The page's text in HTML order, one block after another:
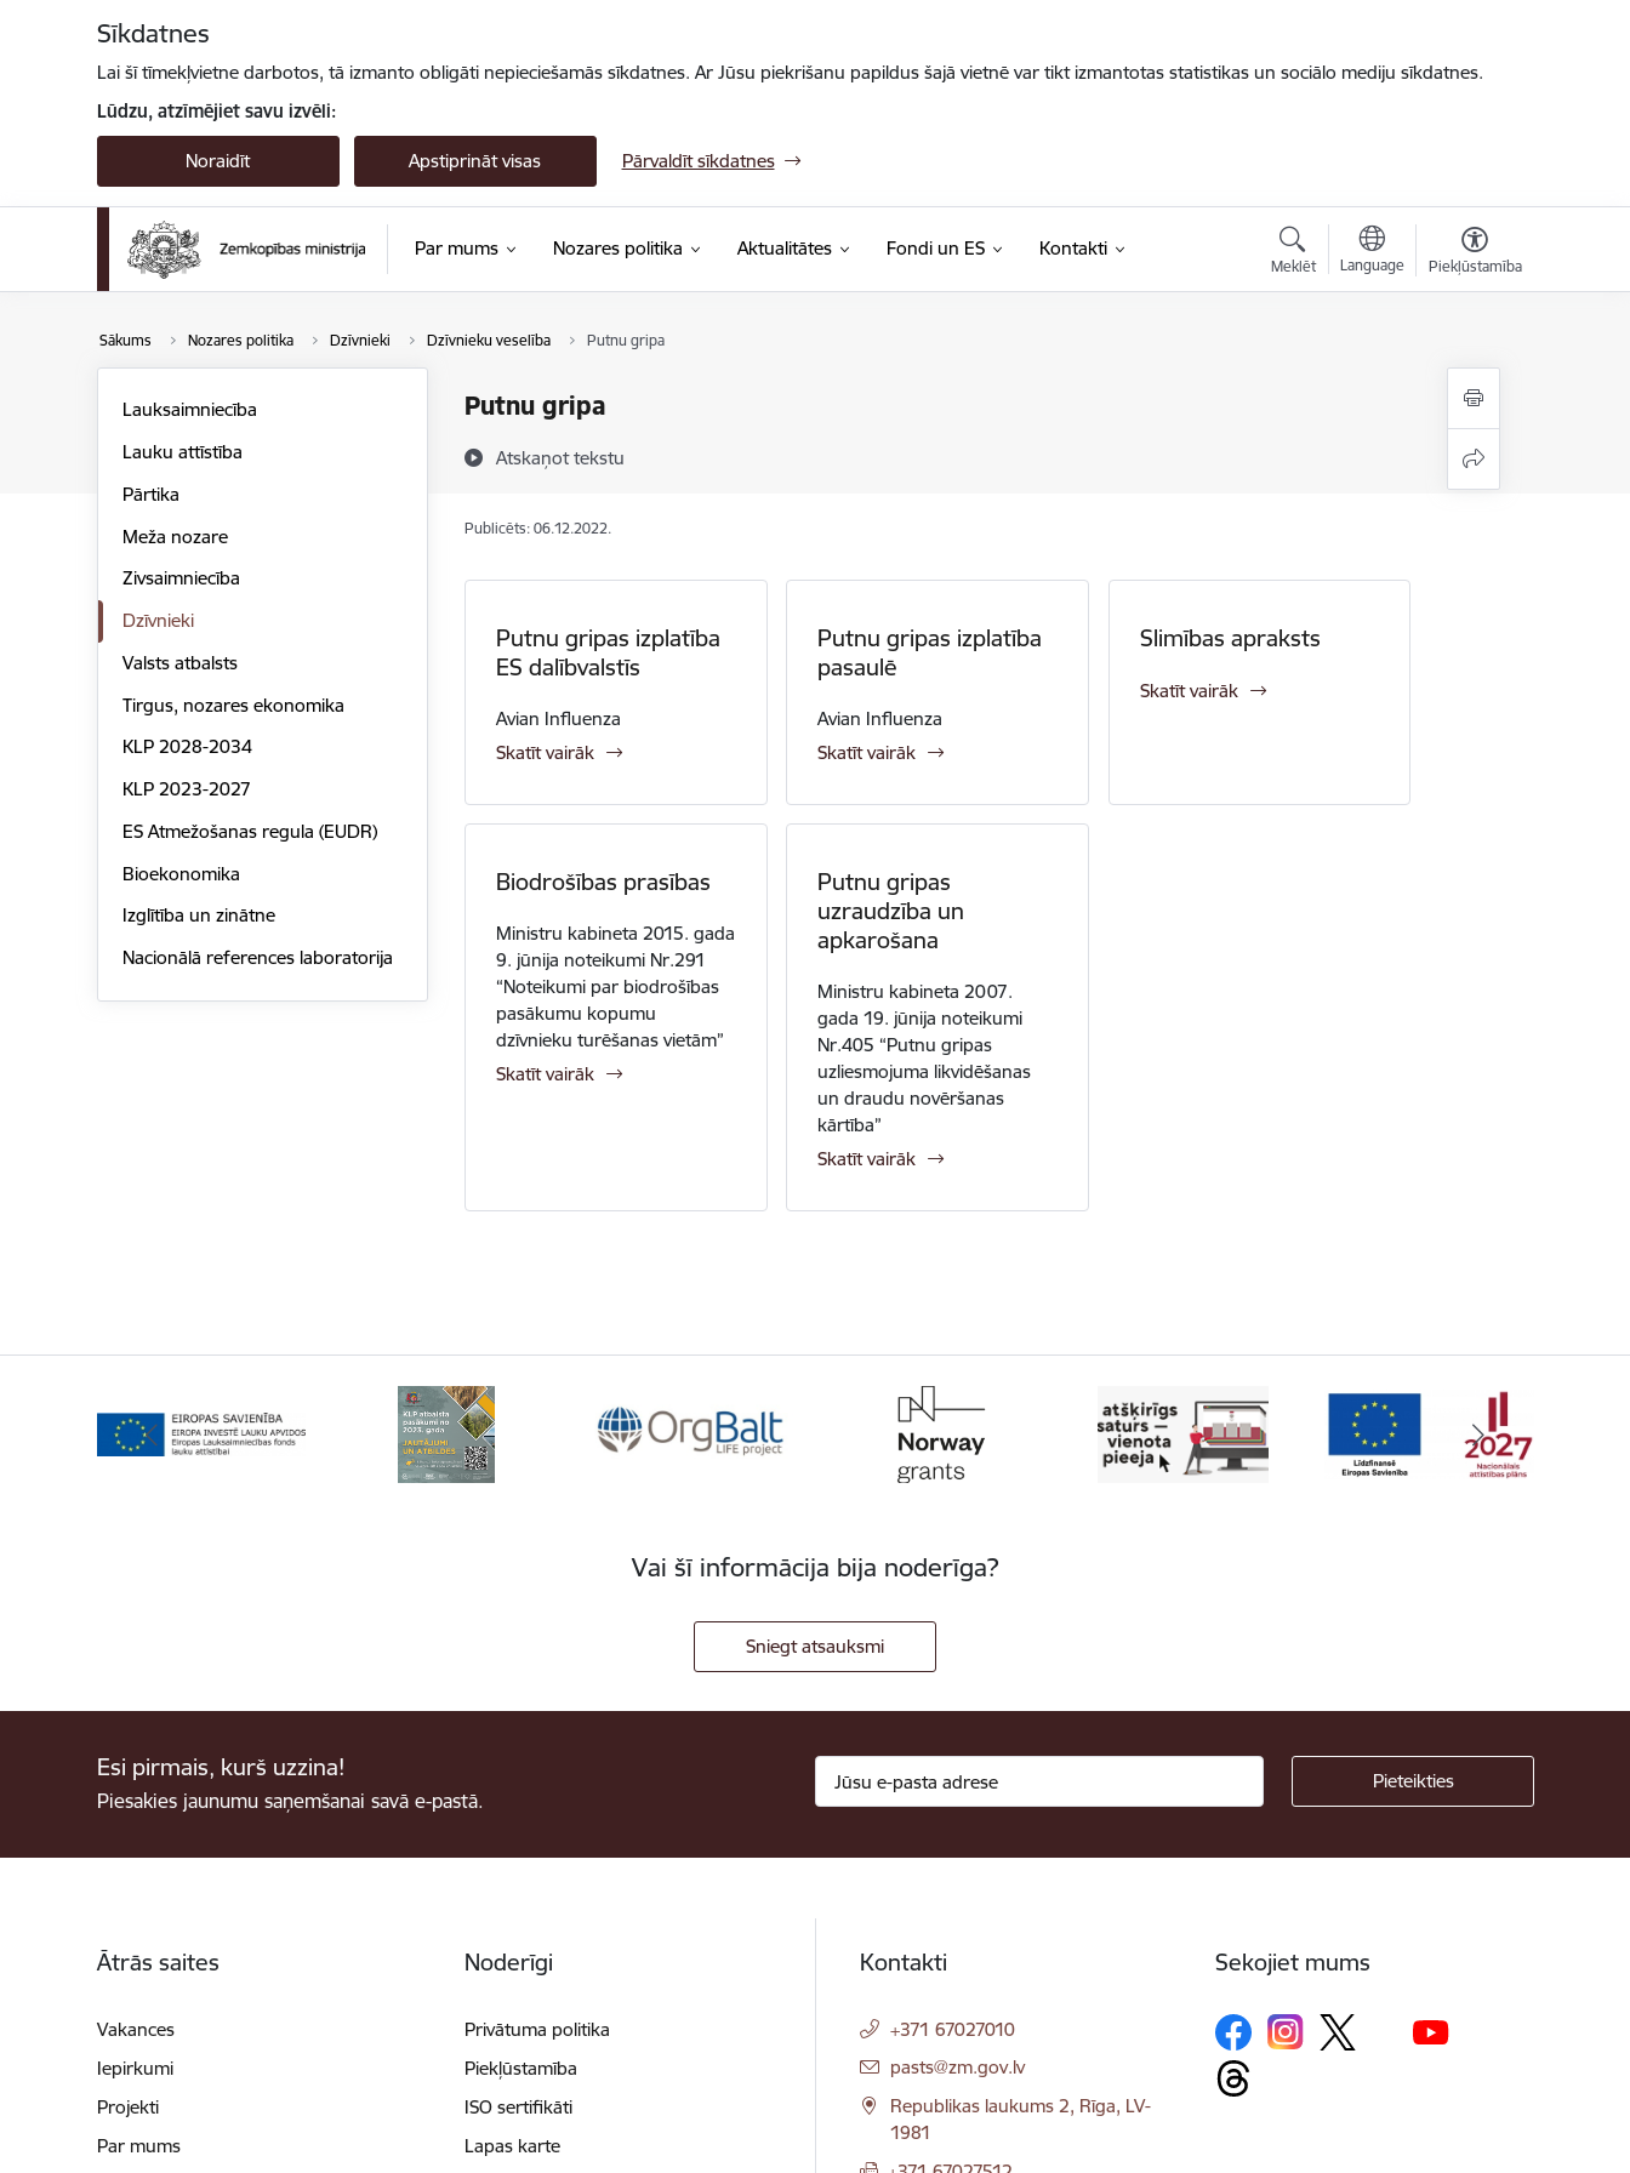
Sīkdatnes
Lai šī tīmekļvietne darbotos, tā izmanto obligāti nepieciešamās sīkdatnes. Ar Jūsu piekrišanu papildus šajā vietnē var tikt izmantotas statistikas un sociālo mediju sīkdatnes.
Lūdzu, atzīmējiet savu izvēli:
Noraidīt Apstiprināt visas Pārvaldīt sīkdatnes
Par mums Nozares politika Aktualitātes Fondi un ES Kontakti
Meklēt Language Piekļūstamība
Sākums Nozares politika Dzīvnieki Dzīvnieku veselība Putnu gripa
Putnu gripa
Atskaņot tekstu
Lauksaimniecība
Lauku attīstība
Pārtika
Meža nozare
Zivsaimniecība
Dzīvnieki
Valsts atbalsts
Tirgus, nozares ekonomika
KLP 2028-2034
KLP 2023-2027
ES Atmežošanas regula (EUDR)
Bioekonomika
Izglītība un zinātne
Nacionālā references laboratorija
Publicēts: 06.12.2022.
Putnu gripas izplatība
ES dalībvalstīs
Avian Influenza
Skatīt vairāk
Putnu gripas izplatība
pasaulē
Avian Influenza
Skatīt vairāk
Slimības apraksts
Skatīt vairāk
Biodrošības prasības
Ministru kabineta 2015. gada
9. jūnija noteikumi Nr.291
“Noteikumi par biodrošības
pasākumu kopumu
dzīvnieku turēšanas vietām”
Skatīt vairāk
Putnu gripas
uzraudzība un
apkarošana
Ministru kabineta 2007.
gada 19. jūnija noteikumi
Nr.405 “Putnu gripas
uzliesmojuma likvidēšanas
un draudu novēršanas
kārtība”
Skatīt vairāk
Vai šī informācija bija noderīga?
Sniegt atsauksmi
Esi pirmais, kurš uzzina!
Piesakies jaunumu saņemšanai savā e-pastā.
Ātrās saites
Vakances
Iepirkumi
Projekti
Par mums
Noderīgi
Privātuma politika
Piekļūstamība
ISO sertifikāti
Lapas karte
Kontakti
+371 67027010
E-pasts:
pasts@zm.gov.lv
Republikas laukums 2, Rīga, LV-
1981
Sekojiet mums